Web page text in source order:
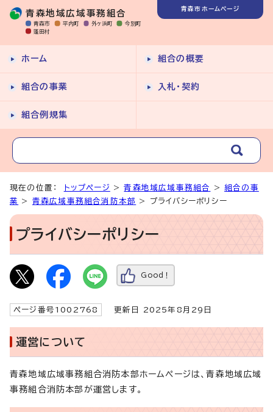
青森地域広域事務組合
青森市 平内町 外ヶ浜町
今別町
蓬田村
青森市ホームページ
ホーム 組合の概要
組合の事業 入札・契約
組合例規集
現在の位置： トップページ >青森地域広域事務組合 >組合の事
業
> 青森広域事務組合消防本部 > プライバシーポリシー
プライバシーポリシー
Good！
ページ番号1002768 更新日 2025年8月29日
運営について
青森地域広域事務組合消防本部ホームページは、青森地域広域
事務組合消防本部が運営します。